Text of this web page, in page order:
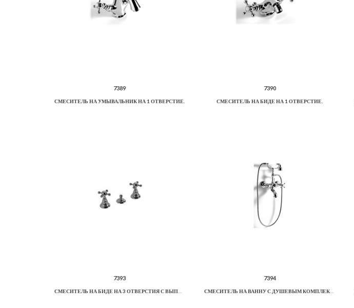
7389
СМЕСИТЕЛЬ НА УМЫВАЛЬНИК НА 1 ОТВЕРСТИЕ.
7390
СМЕСИТЕЛЬ НА БИДЕ НА 1 ОТВЕРСТИЕ.
7393
СМЕСИТЕЛЬ НА БИДЕ НА 3 ОТВЕРСТИЯ С ВЫПУСКОМ.
7394